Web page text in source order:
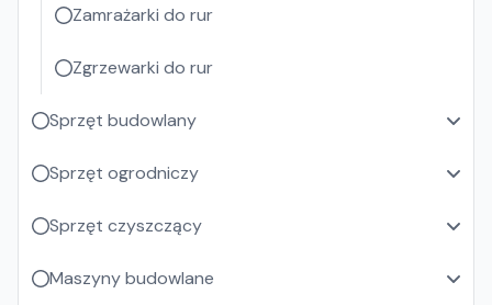
Zamrażarki do rur
Zgrzewarki do rur
Sprzęt budowlany
Sprzęt ogrodniczy
Sprzęt czyszczący
Maszyny budowlane